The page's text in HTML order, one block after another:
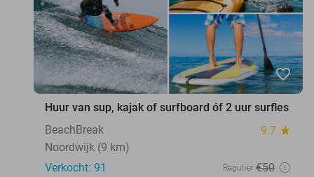
favorite_border
Huur van sup, kajak of surfboard óf 2 uur surfles
BeachBreak
9.7 star
Noordwijk (9 km)
Verkocht: 91
Regulier €50